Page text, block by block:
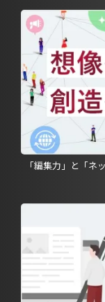
「編集力」と「ネ